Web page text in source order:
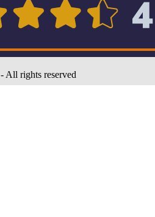
- All rights reserved